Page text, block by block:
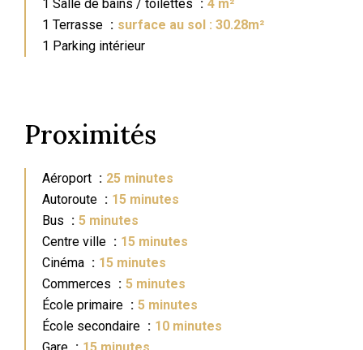
1 Salle de bains / toilettes
4 m²
1 Terrasse
surface au sol : 30.28m²
1 Parking intérieur
Proximités
Aéroport
25 minutes
Autoroute
15 minutes
Bus
5 minutes
Centre ville
15 minutes
Cinéma
15 minutes
Commerces
5 minutes
École primaire
5 minutes
École secondaire
10 minutes